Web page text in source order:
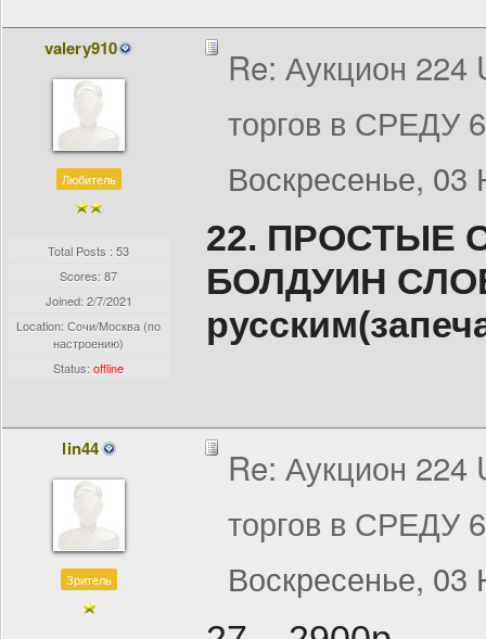
valery910
Любитель
Total Posts : 53
Scores: 87
Joined: 2/7/2021
Location: Сочи/Москва (по
настроению)
Status:offline
Re: Аукцион 224
торгов в СРЕДУ
Воскресенье,
22. ПРОСТЫЕ
БОЛДУИН
lin44
Зритель
Re: Аукцион 224
торгов в СРЕДУ
Воскресенье,